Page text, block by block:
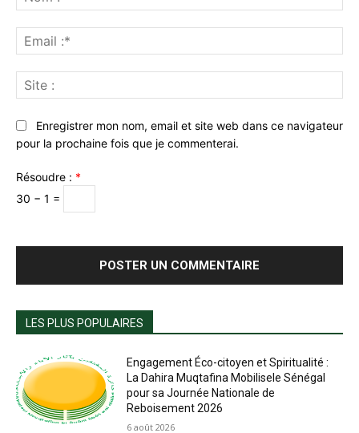
:*
:*
:
Enregistrer mon nom, email et site web dans ce navigateur
pour la prochaine fois que je commenterai.
Résoudre : *
30 − 1 =
LES PLUS POPULAIRES
Engagement Éco-citoyen et Spiritualité :
La Dahira Muqtafina Mobilisele Sénégal
pour sa Journée Nationale de
Reboisement 2026
6 août 2026